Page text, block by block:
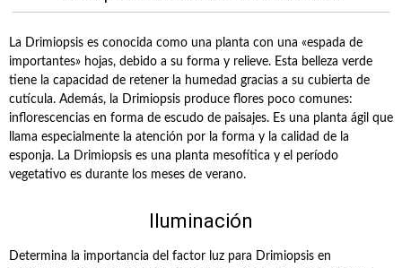
La Drimiopsis es conocida como una planta con una «espada de
importantes» hojas, debido a su forma y relieve. Esta belleza verde
tiene la capacidad de retener la humedad gracias a su cubierta de
cutícula. Además, la Drimiopsis produce flores poco comunes:
inflorescencias en forma de escudo de paisajes. Es una planta ágil que
llama especialmente la atención por la forma y la calidad de la
esponja. La Drimiopsis es una planta mesofítica y el período
vegetativo es durante los meses de verano.
Iluminación
Determina la importancia del factor luz para Drimiopsis en